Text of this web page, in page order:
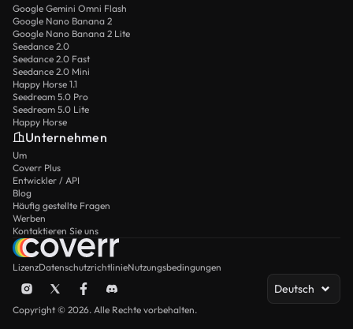
Google Gemini Omni Flash
Google Nano Banana 2
Google Nano Banana 2 Lite
Seedance 2.0
Seedance 2.0 Fast
Seedance 2.0 Mini
Happy Horse 1.1
Seedream 5.0 Pro
Seedream 5.0 Lite
Happy Horse
Unternehmen
Um
Coverr Plus
Entwickler / API
Blog
Häufig gestellte Fragen
Werben
Kontaktieren Sie uns
LizenzDatenschutzrichtlinieNutzungsbedingungen
Deutsch
Copyright © 2026. Alle Rechte vorbehalten.